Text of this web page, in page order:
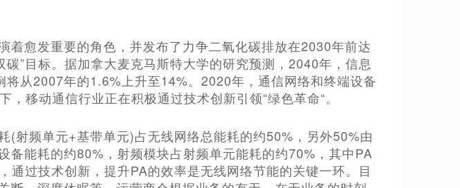
着愈发重要的角色，并发布了力争二氧化碳排放在2030年前达
”目标。据加拿大麦克马斯特大学的研究预测，2040年，信息
从2007年的1.6%上升至14%。2020年，通信网络和终端设备
移动通信行业正在积极通过技术创新引领“绿色革命“。
(射频单元+基带单元)占无线网络总能耗的约50%，另外50%由
备能耗的约80%，射频模块占射频单元能耗的约70%，其中PA
通过技术创新，提升PA的效率是无线网络节能的关键一环。目